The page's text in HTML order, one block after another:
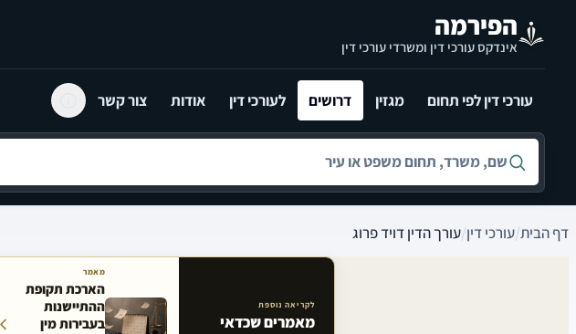
הפירמה
אינדקס עורכי דין ומשרדי עורכי דין
עורכי דין לפי תחום מגזין דרושים לעורכי דין אודות צור קשר
חיפוש לפי שם, משרד, תחום משפט או עיר
דף הבית/עורכי דין/עורך הדין דויד פרוג
לקריאה נוספת
מאמרים שכדאי
מאמר
הארכת תקופת
ההתיישנות
בעבירות מין